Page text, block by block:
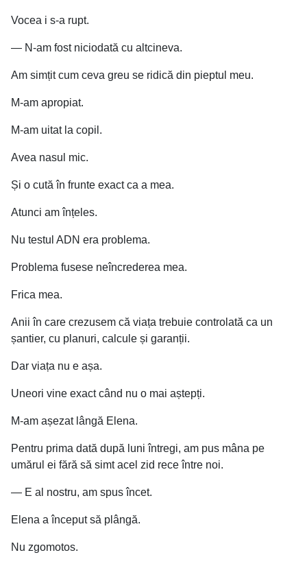
Vocea i s-a rupt.
— N-am fost niciodată cu altcineva.
Am simțit cum ceva greu se ridică din pieptul meu.
M-am apropiat.
M-am uitat la copil.
Avea nasul mic.
Și o cută în frunte exact ca a mea.
Atunci am înțeles.
Nu testul ADN era problema.
Problema fusese neîncrederea mea.
Frica mea.
Anii în care crezusem că viața trebuie controlată ca un
șantier, cu planuri, calcule și garanții.
Dar viața nu e așa.
Uneori vine exact când nu o mai aștepți.
M-am așezat lângă Elena.
Pentru prima dată după luni întregi, am pus mâna pe
umărul ei fără să simt acel zid rece între noi.
— E al nostru, am spus încet.
Elena a început să plângă.
Nu zgomotos.